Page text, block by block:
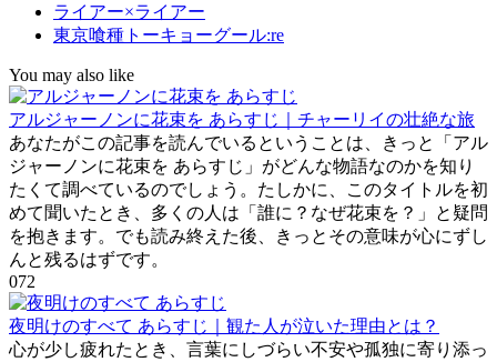
ライアー×ライアー
東京喰種トーキョーグール:re
You may also like
アルジャーノンに花束を あらすじ｜チャーリイの壮絶な旅
あなたがこの記事を読んでいるということは、きっと「アル
ジャーノンに花束を あらすじ」がどんな物語なのかを知り
たくて調べているのでしょう。たしかに、このタイトルを初
めて聞いたとき、多くの人は「誰に？なぜ花束を？」と疑問
を抱きます。でも読み終えた後、きっとその意味が心にずし
んと残るはずです。
072
夜明けのすべて あらすじ｜観た人が泣いた理由とは？
心が少し疲れたとき、言葉にしづらい不安や孤独に寄り添っ